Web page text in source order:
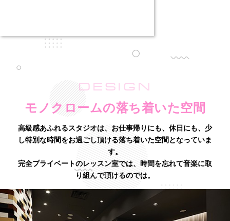
DESIGN
モノクロームの落ち着いた空間
高級感あふれるスタジオは、お仕事帰りにも、休日にも、少
し特別な時間をお過ごし頂ける落ち着いた空間となっていま
す。
完全プライベートのレッスン室では、時間を忘れて音楽に取
り組んで頂けるのでは。